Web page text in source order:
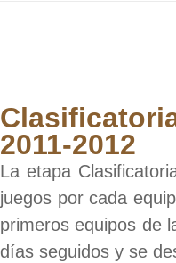
2011-2012
La etapa
juegos por cada
primeros equipos de
días seguidos y se